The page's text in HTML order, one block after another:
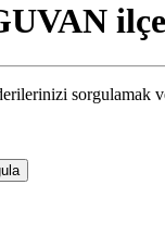
sorgulamak